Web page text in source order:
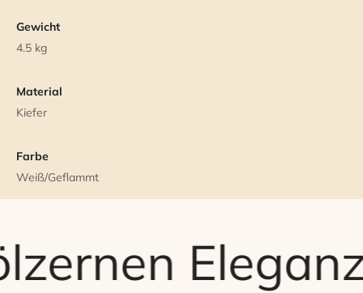
Gewicht
4.5 kg
Material
Kiefer
Farbe
Weiß/Geflammt
Eleganz